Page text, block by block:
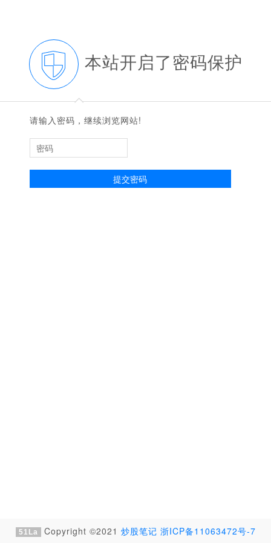
本站开启了密码保护
◆
◆
请输入密码，继续浏览网站!
提交密码
51La Copyright ©2021 炒股笔记 浙ICP备11063472号-7